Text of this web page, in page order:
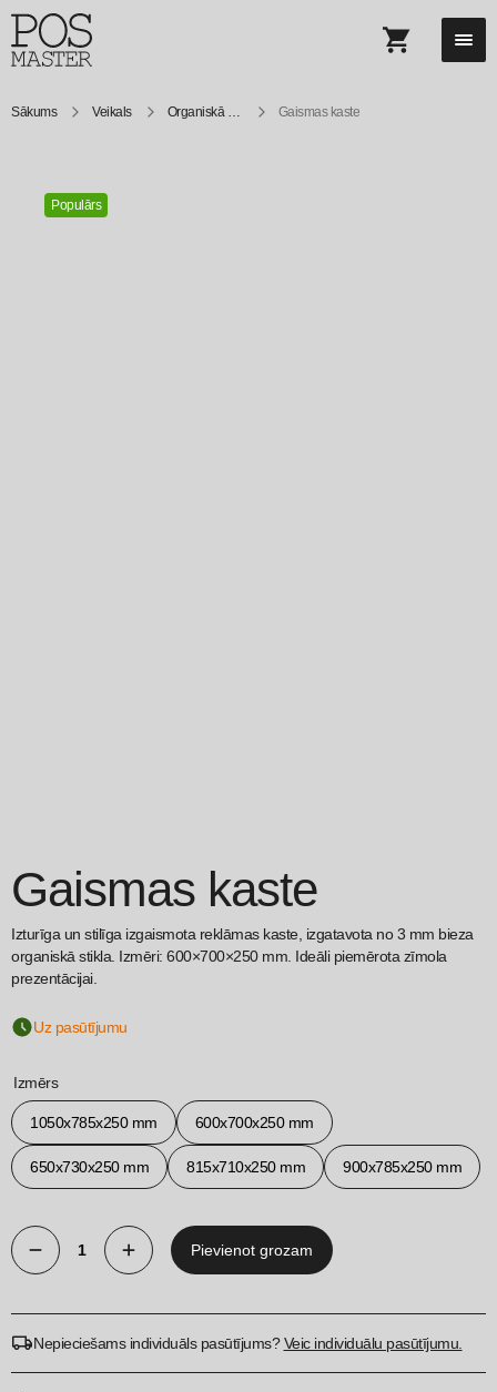
Sākums Veikals Organiskā stikla Gaismas kaste
Populārs
Gaismas kaste
Izturīga un stilīga izgaismota reklāmas kaste, izgatavota no 3 mm bieza
organiskā stikla. Izmēri: 600×700×250 mm. Ideāli piemērota zīmola
prezentācijai.
Uz pasūtījumu
Izmērs
1050х785x250 mm 600х700x250 mm
650х730x250 mm 815х710x250 mm 900х785x250 mm
Gaismas
quantity
Pievienot grozam
Nepieciešams individuāls pasūtījums?Veic individuālu pasūtījumu.